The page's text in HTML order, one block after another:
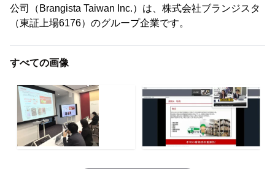
公司（Brangista Taiwan Inc.）は、株式会社ブランジスタ
（東証上場6176）のグループ企業です。
すべての画像